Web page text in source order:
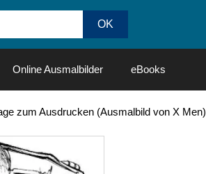
Online Ausmalbilder eBooks
zum Ausdrucken (Ausmalbild von X Men)